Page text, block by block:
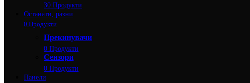
30 Продукти
Останати, разни
0 Продукти
Прекинувачи
0 Продукти
Сензори
0 Продукти
Панели